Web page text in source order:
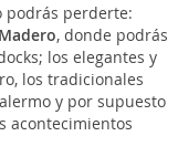
podrás perderte:
, donde podrás
los elegantes y
los tradicionales
y por supuesto
acontecimientos